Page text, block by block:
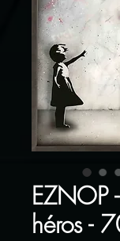
EZNOP
héros -